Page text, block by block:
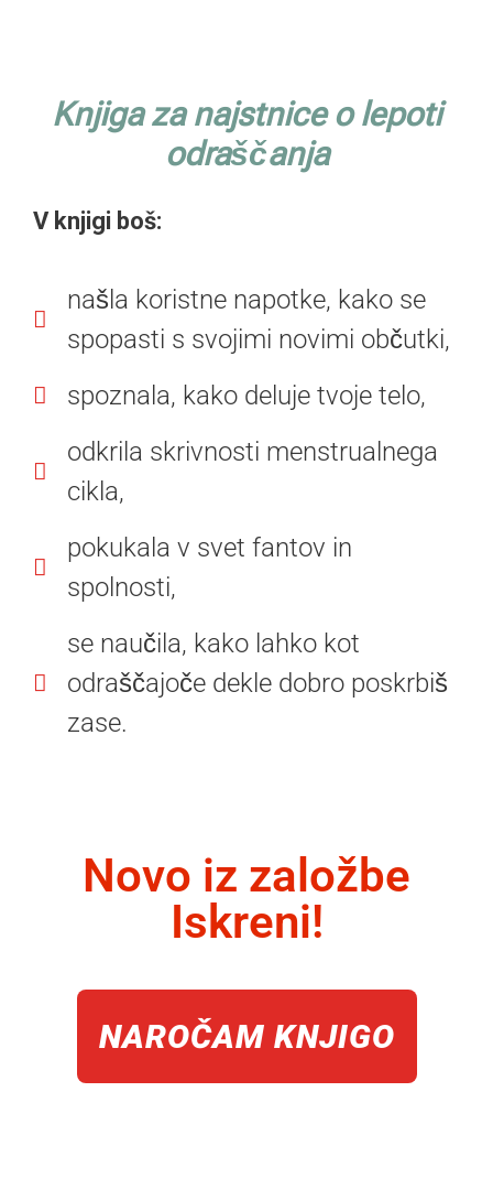
Knjiga za najstnice o lepoti
odraščanja
V knjigi boš:
našla koristne napotke, kako se
spopasti s svojimi novimi občutki,
spoznala, kako deluje tvoje telo,
odkrila skrivnosti menstrualnega
cikla,
pokukala v svet fantov in
spolnosti,
se naučila, kako lahko kot
odraščajoče dekle dobro poskrbiš
zase.
Novo iz založbe
Iskreni!
NAROČAM KNJIGO